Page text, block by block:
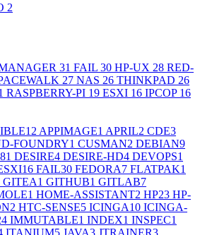
2
31 FAIL 30 HP-UX 28 RED-
27 NAS 26 THINKPAD 26
RASPBERRY-PI 19 ESXI 16 IPCOP 16
12 APPIMAGE1 APRIL2 CDE3
FOUNDRY1 CUSMAN2 DEBIAN9
1 DESIRE4 DESIRE-HD4 DEVOPS1
16 FAIL30 FEDORA7 FLATPAK1
GITEA1 GITHUB1 GITLAB7
1 HOME-ASSISTANT2 HP23 HP-
2 HTC-SENSE5 ICINGA10 ICINGA-
4 IMMUTABLE1 INDEX1 INSPEC1
ITANIUM5 JAVA3 JTRAINER3